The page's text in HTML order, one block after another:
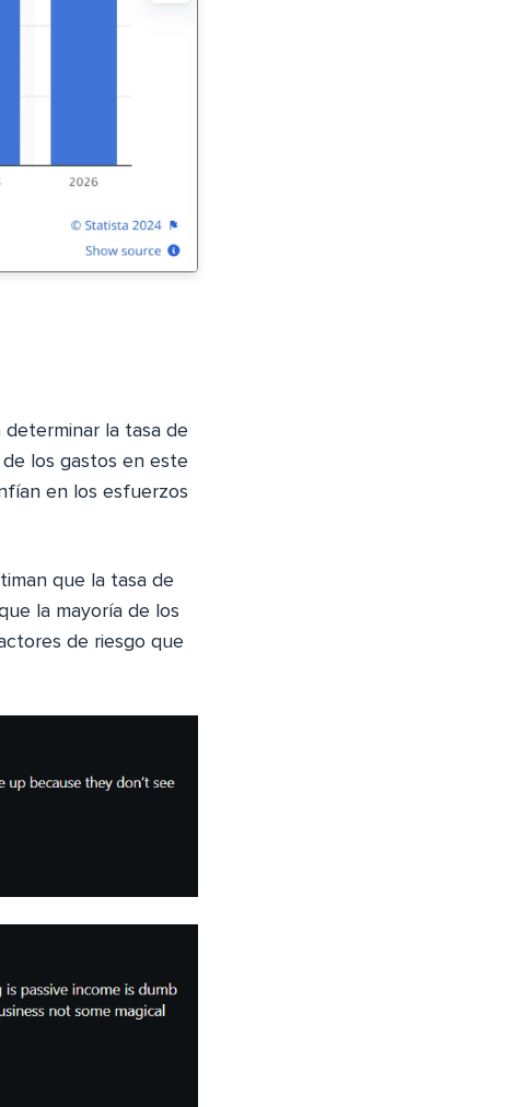
la tasa de
los gastos en este
en los esfuerzos
que la tasa de
la mayoría de los
de riesgo que